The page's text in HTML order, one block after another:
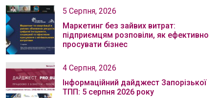
5 Серпня, 2026
Маркетинг без зайвих витрат:
підприємцям розповіли, як ефективно
просувати бізнес
4 Серпня, 2026
Інформаційний дайджест Запорізької
ТПП: 5 серпня 2026 року